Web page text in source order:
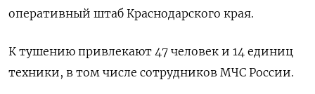
оперативный ‌штаб Краснодарского края.
К тушению ​привлекают ​47 ‌человек и ​14 единиц
техники, в том числе ​сотрудников ⁠МЧС России.